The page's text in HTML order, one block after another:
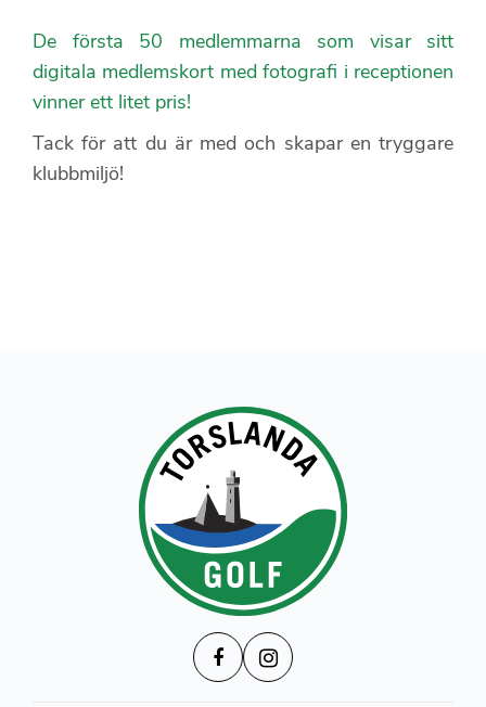
De första 50 medlemmarna som visar sitt
digitala medlemskort med fotografi i receptionen
vinner ett litet pris!
Tack för att du är med och skapar en tryggare
klubbmiljö!